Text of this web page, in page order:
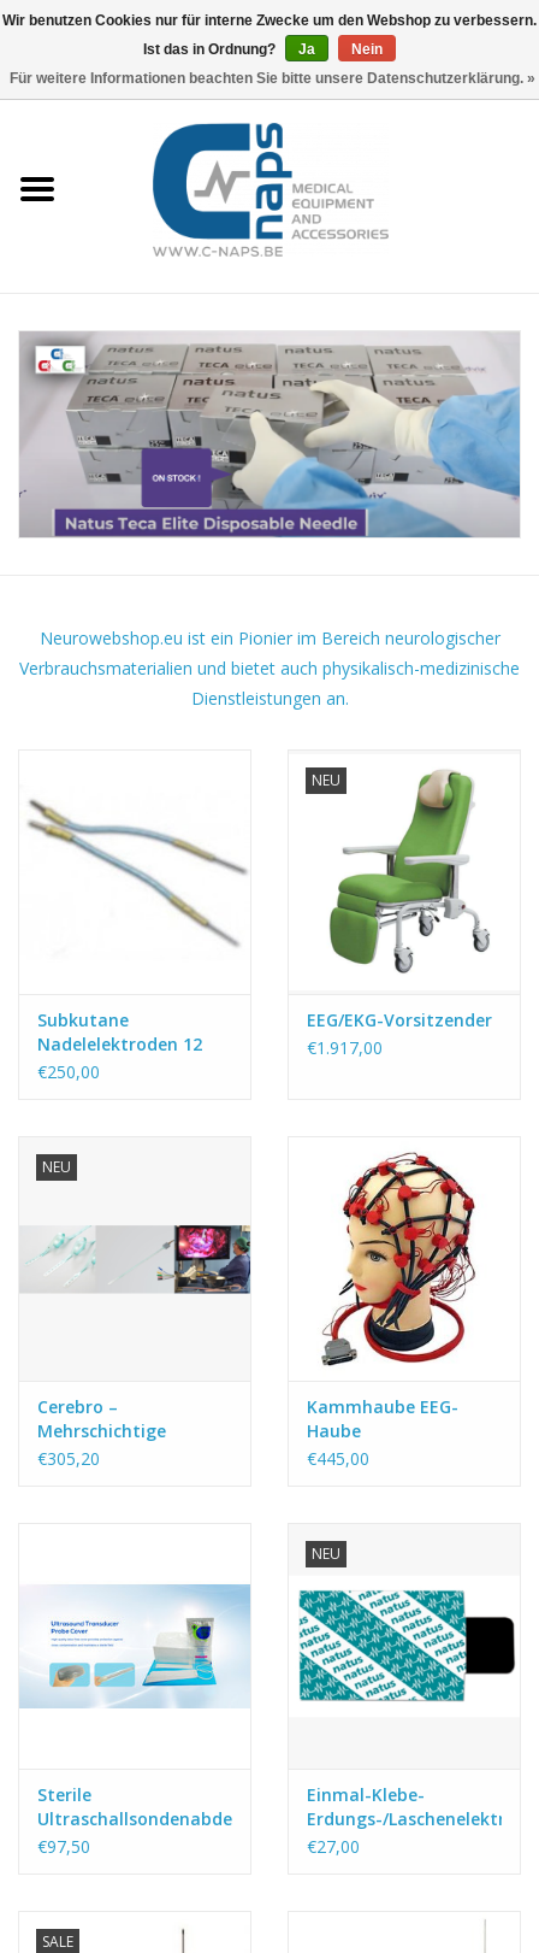
Instrumentierung und OP
Marken
Neurowebshop.eu ist ein Pionier im Bereich neurologischer
Verbrauchsmaterialien und bietet auch physikalisch-medizinische
Dienstleistungen an.
Subkutane
Nadelelektroden 12
mm (Packung mit 250
€250,00
NEU
EEG/EKG-Vorsitzender
€1.917,00
NEU
Cerebro –
Mehrschichtige
kortikale Elektrode
€305,20
Kammhaube EEG-
Haube
€445,00
Sterile
Ultraschallsondenabdeckung
€97,50
NEU
Einmal-Klebe-
Erdungs-/
22 x 32 mm
€27,00
SALE
Wir benutzen Cookies nur für interne Zwecke um den Webshop zu verbessern.
Ist das in Ordnung?
Ja
Nein
Für weitere Informationen beachten Sie bitte unsere Datenschutzerklärung. »